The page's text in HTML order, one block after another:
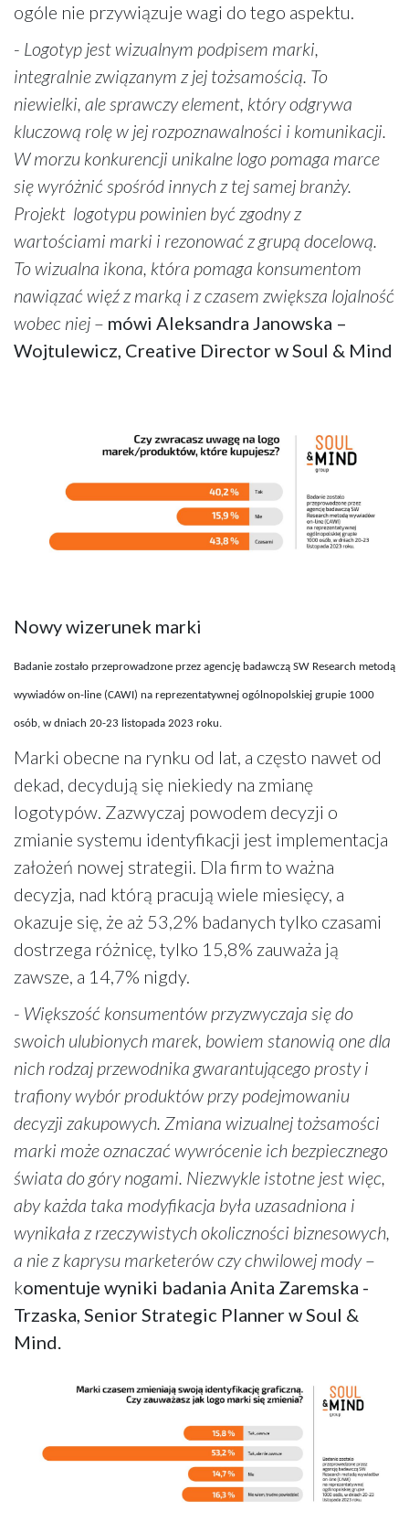
ogóle nie przywiązuje wagi do tego aspektu.
- Logotyp jest wizualnym podpisem marki,
integralnie związanym z jej tożsamością. To
niewielki, ale sprawczy element, który odgrywa
kluczową rolę w jej rozpoznawalności i komunikacji.
W morzu konkurencji unikalne logo pomaga marce
się wyróżnić spośród innych z tej samej branży.
Projekt logotypu powinien być zgodny z
wartościami marki i rezonować z grupą docelową.
To wizualna ikona, która pomaga konsumentom
nawiązać więź z marką i z czasem zwiększa lojalność
wobec niej – mówi Aleksandra Janowska –
Wojtulewicz, Creative Director w Soul & Mind
Nowy wizerunek marki
Badanie zostało przeprowadzone przez agencję badawczą SW Research metodą
wywiadów on-line (CAWI) na reprezentatywnej ogólnopolskiej grupie 1000
osób, w dniach 20-23 listopada 2023 roku.
Marki obecne na rynku od lat, a często nawet od
dekad, decydują się niekiedy na zmianę
logotypów. Zazwyczaj powodem decyzji o
zmianie systemu identyfikacji jest implementacja
założeń nowej strategii. Dla firm to ważna
decyzja, nad którą pracują wiele miesięcy, a
okazuje się, że aż 53,2% badanych tylko czasami
dostrzega różnicę, tylko 15,8% zauważa ją
zawsze, a 14,7% nigdy.
- Większość konsumentów przyzwyczaja się do
swoich ulubionych marek, bowiem stanowią one dla
nich rodzaj przewodnika gwarantującego prosty i
trafiony wybór produktów przy podejmowaniu
decyzji zakupowych. Zmiana wizualnej tożsamości
marki może oznaczać wywrócenie ich bezpiecznego
świata do góry nogami. Niezwykle istotne jest więc,
aby każda taka modyfikacja była uzasadniona i
wynikała z rzeczywistych okoliczności biznesowych,
a nie z kaprysu marketerów czy chwilowej mody–
komentuje wyniki badania Anita Zaremska -
Trzaska, Senior Strategic Planner w Soul &
Mind.